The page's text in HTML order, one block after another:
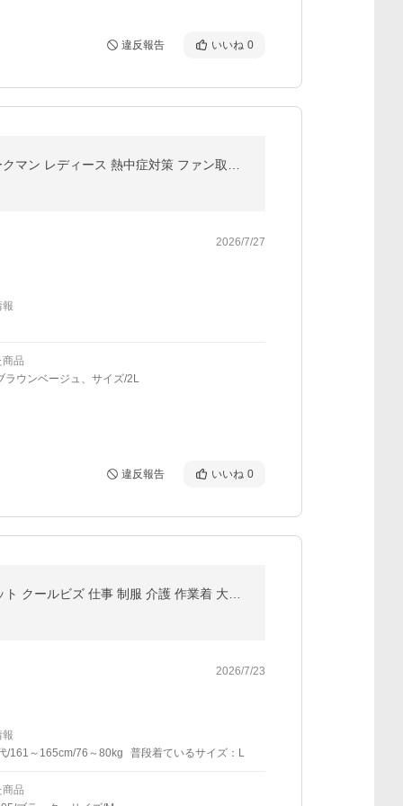
違反報告 いいね 0
2026/7/27
報
品
ラウンベージュ、サイズ/2L
違反報告 いいね 0
2026/7/23
報
/161～165cm/76～80kg
普段着ているサイズ：L
品